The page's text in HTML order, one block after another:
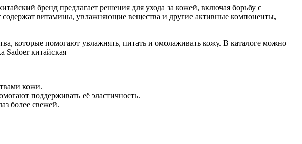
бренд предлагает решения для ухода за кожей, включая борьбу с
витамины, увлажняющие вещества и другие активные компоненты,
которые помогают увлажнять, питать и омолаживать кожу. В каталоге можно
кожи.
поддерживать её эластичность.
более свежей.